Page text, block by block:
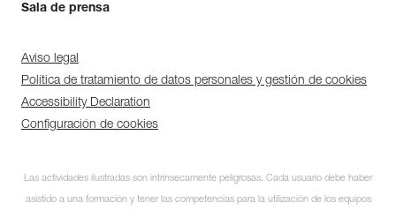
Sala de prensa
Aviso legal
Política de tratamiento de datos personales y gestión de cookies
Accessibility Declaration
Configuración de cookies
Las actividades ilustradas son intrínsecamente peligrosas. Cada usuario debe haber
asistido a una formación y tener las competencias para la utilización de los equipos